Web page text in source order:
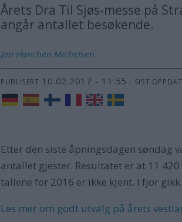
Årets Dra Til Sjøs-messe på
angår antallet besøkende.
Jan Hanchen Michelsen
PUBLISERT 10.02.2017 - 11:55 SIST
Etter den siste åpningsdagen søndag
antallet gjester. Resultatet er at 11
tallene for 2016 er ikke kjent. I fjor
Les mer om godt utvalg på årets